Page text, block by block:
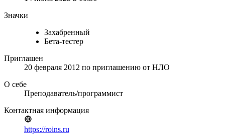
Значки
Захабренный
Бета-тестер
Приглашен
20 февраля 2012 по приглашению от НЛО
О себе
Преподаватель/программист
Контактная информация
https://roins.ru